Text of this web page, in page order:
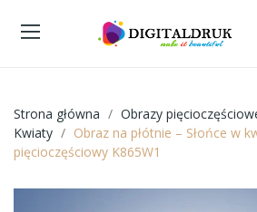
Strona główna Obrazy
Kwiaty
Obraz na płótnie – Słońce w
pięcioczęściowy K865W1